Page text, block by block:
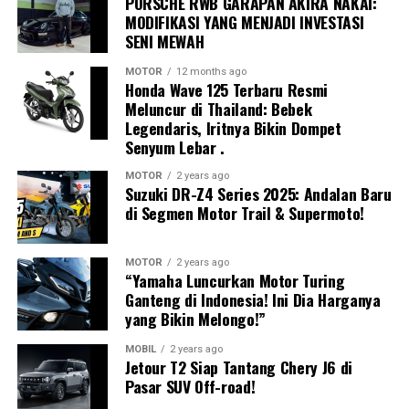
Selain menjadi ajang promosi produk baru, GIIAS juga
diharapkan mampu mendorong peningkatan penjualan
kendaraan, mempercepat adopsi teknologi ramah
lingkungan, serta memperkuat investasi sektor otomotif
di Indonesia.
Optimisme tersebut didukung semakin banyaknya
pilihan kendaraan elektrifikasi, teknologi keselamatan
modern, hingga inovasi digital yang mulai diterapkan
berbagai produsen.
Ajang Peluncuran Kendaraan dan
Teknologi Baru
Selama penyelenggaraan GIIAS 2026, pengunjung akan
disuguhkan berbagai peluncuran kendaraan baru dari
sejumlah pabrikan ternama.
Monitoring System.
Spesifikasi utamanya meliputi:
Daya maksimum:104,6 hp
Torsi maksimum:900 Nm
Bobot kendaraan: 298 kg
Akselerasi 0–100 km/jam:4,3 detik
Aerodynamic Downforce:350 Newton
Dengan kombinasi tenaga besar dan bobot yang ringan,
Surasakti AF-06 diproyeksikan mampu meningkatkan
performa pada berbagai dynamic event Formula SAE
Japan, mulai dari acceleration, skidpad, autocross,
hingga endurance.
Livery Wayang dengan Filosofi
MODIFIKASI YANG MENJADI INVESTASI
SENI MEWAH
MOTOR 12 months ago
Honda Wave 125 Terbaru Resmi
Meluncur di Thailand: Bebek
Legendaris, Iritnya Bikin Dompet
Senyum Lebar .
MOTOR 2 years ago
Suzuki DR-Z4 Series 2025: Andalan Baru
di Segmen Motor Trail & Supermoto!
MOTOR 2 years ago
“Yamaha Luncurkan Motor Turing
Ganteng di Indonesia! Ini Dia Harganya
yang Bikin Melongo!”
MOBIL 2 years ago
Jetour T2 Siap Tantang Chery J6 di
Pasar SUV Off-road!